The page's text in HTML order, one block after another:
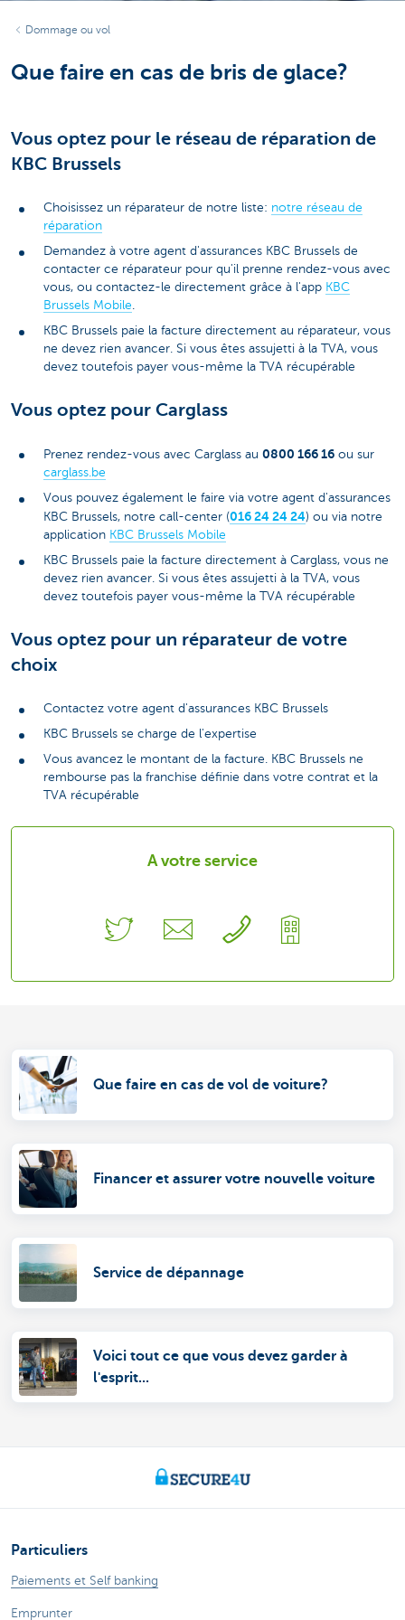
Dommage ou vol
Que faire en cas de bris de glace?
Vous optez pour le réseau de réparation de
KBC Brussels
Choisissez un réparateur de notre liste: notre réseau de
réparation
Demandez à votre agent d'assurances KBC Brussels de
contacter ce réparateur pour qu'il prenne rendez-vous avec
vous, ou contactez-le directement grâce à l'app KBC
Brussels Mobile
KBC Brussels paie la facture directement au réparateur, vous
ne devez rien avancer. Si vous êtes assujetti à la TVA, vous
devez toutefois payer vous-même la TVA récupérable
Vous optez pour Carglass
Prenez rendez-vous avec Carglass au 0800 166 16 ou sur
carglass.be
Vous pouvez également le faire via votre agent d'assurances
KBC Brussels, notre call-center (016 24 24 24) ou via notre
application KBC Brussels Mobile
KBC Brussels paie la facture directement à Carglass, vous ne
devez rien avancer. Si vous êtes assujetti à la TVA, vous
devez toutefois payer vous-même la TVA récupérable
Vous optez pour un réparateur de votre
choix
Contactez votre agent d'assurances KBC Brussels
KBC Brussels se charge de l'expertise
Vous avancez le montant de la facture. KBC Brussels ne
rembourse pas la franchise définie dans votre contrat et la
TVA récupérable
A votre service
Que faire en cas de vol de voiture?
Financer et assurer votre nouvelle voiture
Service de dépannage
Voici tout ce que vous devez garder à
l'esprit...
Particuliers
Paiements et Self banking
Emprunter